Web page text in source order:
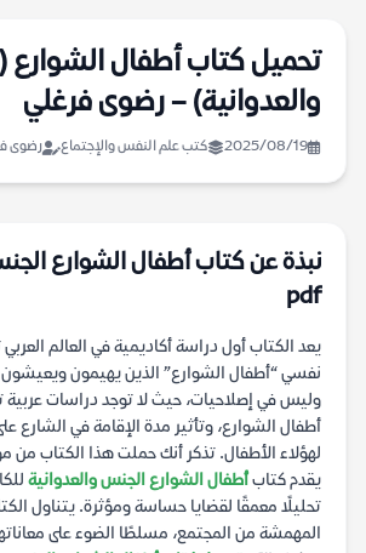
تحميل كتاب أطفال الشوارع
والعدوانية) – رضوى فرغلي
2025/08/19 كتب علم النفس والإجتماع رضوى
نبذة عن كتاب أطفال الشوارع
pdf
يعد الكتاب أول دراسة أكاديمية في العالم
نفسي “أطفال الشوارع” الذين يهيمون ويعيشون
وليس في إصلاحيات، حيث لا توجد دراسات عربية
أطفال الشوارع، وتأثير مدة الإقامة في الشارع
لهؤلاء الأطفال. تذكر أنك حملت هذا الكتاب من
يقدم كتابأطفال الشوارع الجنس والعدوانية
تحليلًا معمقًا لقضايا حساسة ومؤثرة. يتناول
المهمشة من المجتمع، مسلطًا الضوء على